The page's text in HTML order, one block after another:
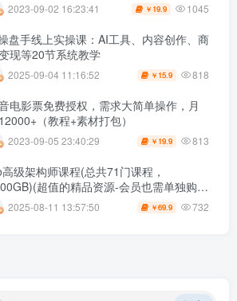
2023-09-02 16:23:41 ￥ 19.9 1045
盘手线上实操课：AI工具、内容创作、商
现等20节系统教学
2025-09-04 11:16:52 ￥ 15.9 818
电影票免费授权，需求大简单操作，月
（教程+素材打包）
2023-09-05 23:40:29 ￥ 19.9 813
级架构师课程(总共71门课程，
超值的精品资源-会员也需单独购买
2025-08-11 13:57:50 ￥69.9 732